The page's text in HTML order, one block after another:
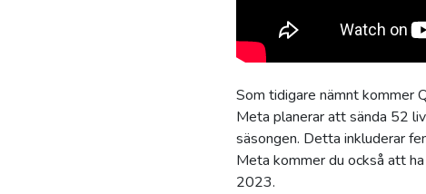
Som tidigare nämnt kommer
Meta planerar att sända 52
säsongen. Detta inkluderar
Meta kommer du också att
2023.